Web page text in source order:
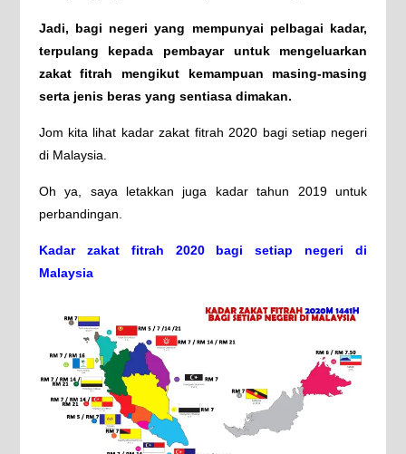
Jadi, bagi negeri yang mempunyai pelbagai kadar,
terpulang kepada pembayar untuk mengeluarkan
zakat fitrah mengikut kemampuan masing-masing
serta jenis beras yang sentiasa dimakan.
Jom kita lihat kadar zakat fitrah 2020 bagi setiap negeri
di Malaysia.
Oh ya, saya letakkan juga kadar tahun 2019 untuk
perbandingan.
Kadar zakat fitrah 2020 bagi setiap negeri di
Malaysia